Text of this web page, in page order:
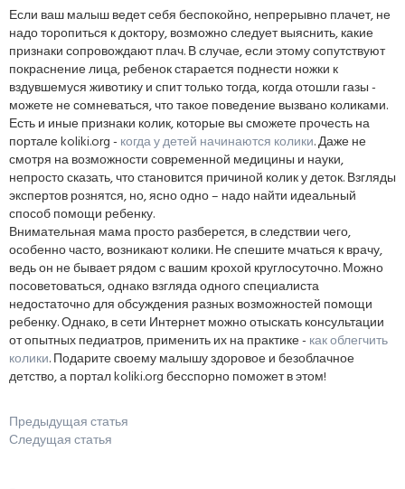
Если ваш малыш ведет себя беспокойно, непрерывно плачет, не
надо торопиться к доктору, возможно следует выяснить, какие
признаки сопровождают плач. В случае, если этому сопутствуют
покраснение лица, ребенок старается поднести ножки к
вздувшемуся животику и спит только тогда, когда отошли газы -
можете не сомневаться, что такое поведение вызвано коликами.
Есть и иные признаки колик, которые вы сможете прочесть на
портале koliki.org - когда у детей начинаются колики. Даже не
смотря на возможности современной медицины и науки,
непросто сказать, что становится причиной колик у деток. Взгляды
экспертов рознятся, но, ясно одно – надо найти идеальный
способ помощи ребенку.
Внимательная мама просто разберется, в следствии чего,
особенно часто, возникают колики. Не спешите мчаться к врачу,
ведь он не бывает рядом с вашим крохой круглосуточно. Можно
посоветоваться, однако взгляда одного специалиста
недостаточно для обсуждения разных возможностей помощи
ребенку. Однако, в сети Интернет можно отыскать консультации
от опытных педиатров, применить их на практике - как облегчить
колики. Подарите своему малышу здоровое и безоблачное
детство, а портал koliki.org бесспорно поможет в этом!
Предыдущая статья
Следущая статья